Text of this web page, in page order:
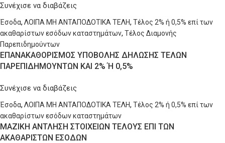
Συνέχισε να διαβάζεις
Έσοδα, ΛΟΙΠΑ ΜΗ ΑΝΤΑΠΟΔΟΤΙΚΑ ΤΕΛΗ, Τέλος 2% ή 0,5% επί των
ακαθαρίστων εσόδων καταστημάτων, Τέλος Διαμονής
Παρεπιδημούντων
ΕΠΑΝΑΚΑΘΟΡΙΣΜΟΣ ΥΠΟΒΟΛΗΣ ΔΗΛΩΣΗΣ ΤΕΛΩΝ
ΠΑΡΕΠΙΔΗΜΟΥΝΤΩΝ ΚΑΙ 2% Ή 0,5%
Συνέχισε να διαβάζεις
Έσοδα, ΛΟΙΠΑ ΜΗ ΑΝΤΑΠΟΔΟΤΙΚΑ ΤΕΛΗ, Τέλος 2% ή 0,5% επί των
ακαθαρίστων εσόδων καταστημάτων
ΜΑΖΙΚΗ ΑΝΤΛΗΣΗ ΣΤΟΙΧΕΙΩΝ ΤΕΛΟΥΣ ΕΠΙ ΤΩΝ
ΑΚΑΘΑΡΙΣΤΩΝ ΕΣΟΔΩΝ